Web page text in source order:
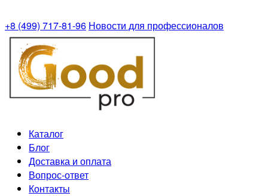
+8 (499) 717-81-96 Новости для профессионалов
Каталог
Блог
Доставка и оплата
Вопрос-ответ
Контакты